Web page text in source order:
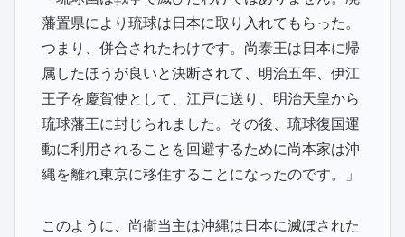
藩置県により琉球は日本に取り入れてもらった。
つまり、併合されたわけです。尚泰王は日本に帰
属したほうが良いと決断されて、明治五年、伊江
王子を慶賀使として、江戸に送り、明治天皇から
琉球藩王に封じられました。その後、琉球復国運
動に利用されることを回避するために尚本家は沖
縄を離れ東京に移住することになったのです。」
このように、尚衞当主は沖縄は日本に滅ぼされた